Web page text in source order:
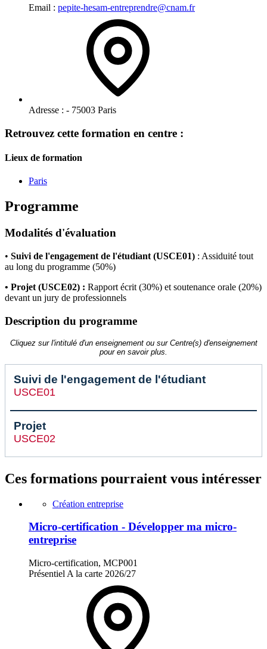
Email : pepite-hesam-entreprendre@cnam.fr
Adresse : - 75003 Paris
Retrouvez cette formation en centre :
Lieux de formation
Paris
Programme
Modalités d'évaluation
• Suivi de l'engagement de l'étudiant (USCE01) : Assiduité tout
au long du programme (50%)
• Projet (USCE02) : Rapport écrit (30%) et soutenance orale (20%)
devant un jury de professionnels
Description du programme
Cliquez sur l'intitulé d'un enseignement ou sur Centre(s) d'enseignement
pour en savoir plus.
Suivi de l'engagement de l'étudiant
USCE01
Projet
USCE02
Ces formations pourraient vous intéresser
Création entreprise
Micro-certification - Développer ma micro-
entreprise
Micro-certification, MCP001
Présentiel A la carte 2026/27